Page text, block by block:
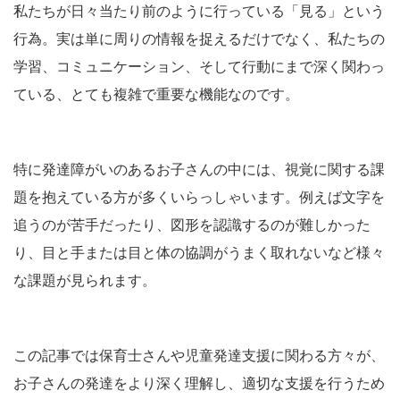
私たちが日々当たり前のように行っている「見る」という
行為。実は単に周りの情報を捉えるだけでなく、私たちの
学習、コミュニケーション、そして行動にまで深く関わっ
ている、とても複雑で重要な機能なのです。
特に発達障がいのあるお子さんの中には、視覚に関する課
題を抱えている方が多くいらっしゃいます。例えば文字を
追うのが苦手だったり、図形を認識するのが難しかった
り、目と手または目と体の協調がうまく取れないなど様々
な課題が見られます。
この記事では保育士さんや児童発達支援に関わる方々が、
お子さんの発達をより深く理解し、適切な支援を行うため